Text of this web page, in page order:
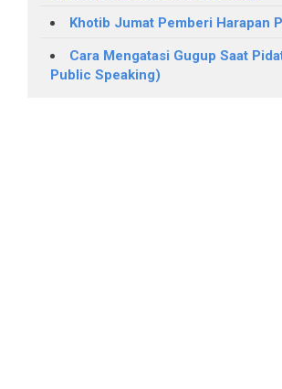
Khotib Jumat Pemberi Harapan
Cara Mengatasi Gugup Saat
Public Speaking)